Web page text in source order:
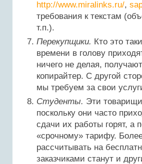
http://www.miralinks.ru/,
требования к текстам
т.п.).
Перекупщики. Кто это
времени в голову
ничего не делая,
копирайтер. С другой
мы требуем за свои
Студенты. Эти
поскольку они часто
сдачи их работы горят, а
«срочному» тарифу.
рассчитывать на
заказчиками станут и